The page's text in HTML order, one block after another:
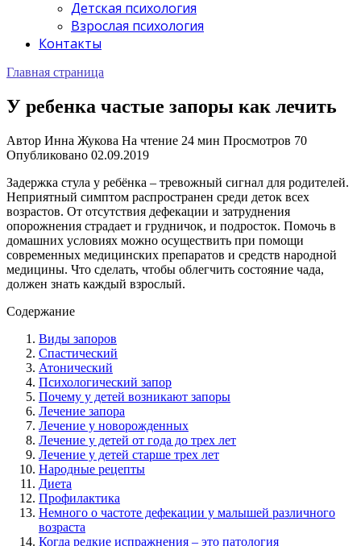
Детская психология
Взрослая психология
Контакты
Главная страница
У ребенка частые запоры как лечить
Автор Инна Жукова На чтение 24 мин Просмотров 70
Опубликовано 02.09.2019
Задержка стула у ребёнка – тревожный сигнал для родителей.
Неприятный симптом распространен среди деток всех
возрастов. От отсутствия дефекации и затруднения
опорожнения страдает и грудничок, и подросток. Помочь в
домашних условиях можно осуществить при помощи
современных медицинских препаратов и средств народной
медицины. Что сделать, чтобы облегчить состояние чада,
должен знать каждый взрослый.
Содержание
Виды запоров
Спастический
Атонический
Психологический запор
Почему у детей возникают запоры
Лечение запора
Лечение у новорожденных
Лечение у детей от года до трех лет
Лечение у детей старше трех лет
Народные рецепты
Диета
Профилактика
Немного о частоте дефекации у малышей различного
возраста
Когда редкие испражнения – это патология